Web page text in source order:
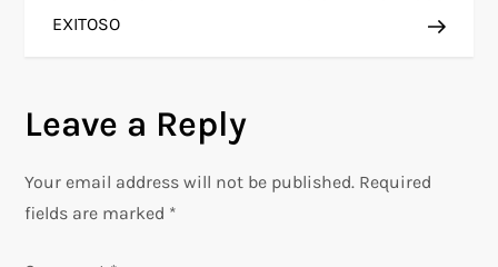
s
n
a
EXITOSO
Leave a Reply
Your email address will not be published. Required
fields are marked *